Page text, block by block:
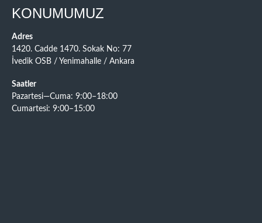
KONUMUMUZ
Adres
1420. Cadde 1470. Sokak No: 77
İvedik OSB / Yenimahalle / Ankara
Saatler
Pazartesi—Cuma: 9:00–18:00
Cumartesi: 9:00–15:00